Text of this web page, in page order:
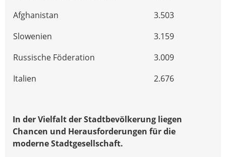
Afghanistan
3.503
Slowenien
3.159
Russische Föderation
3.009
Italien
2.676
In der Vielfalt der Stadtbevölkerung liegen
Chancen und Herausforderungen für die
moderne Stadtgesellschaft.